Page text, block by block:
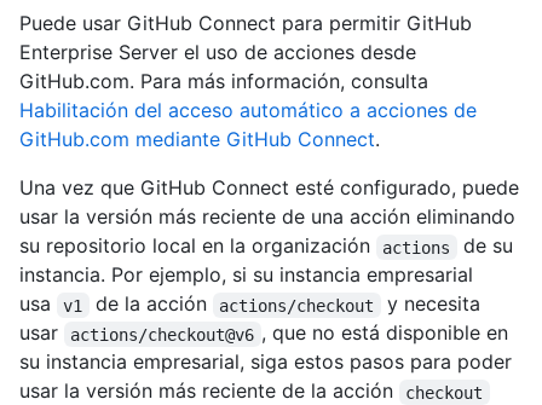
Puede usar GitHub Connect para permitir GitHub
Enterprise Server el uso de acciones desde
GitHub.com. Para más información, consulta
Habilitación del acceso automático a acciones de
GitHub.com mediante GitHub Connect.
Una vez que GitHub Connect esté configurado, puede
usar la versión más reciente de una acción eliminando
su repositorio local en la organización
actions
de su
instancia. Por ejemplo, si su instancia empresarial
usa
v1 de la acción actions/checkout
y necesita
usar
actions/checkout@v6 , que no está disponible en
su instancia empresarial, siga estos pasos para poder
usar la versión más reciente de la acción
checkout